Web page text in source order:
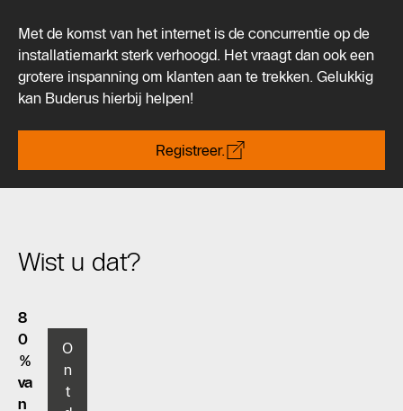
Met de komst van het internet is de concurrentie op de
installatiemarkt sterk verhoogd. Het vraagt dan ook een
grotere inspanning om klanten aan te trekken. Gelukkig
kan Buderus hierbij helpen!
Registreer.
Wist u dat?
8
0
%
va
n
O
n
t